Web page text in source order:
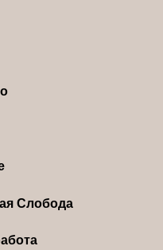
Слобода